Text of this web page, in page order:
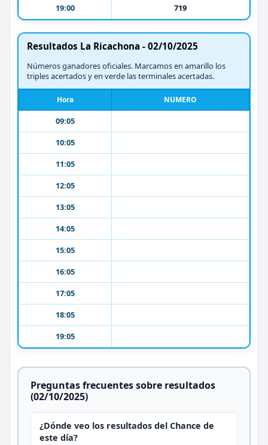
19:00
719
Resultados La Ricachona - 02/10/2025
Números ganadores oficiales. Marcamos en amarillo los
triples acertados y en verde las terminales acertadas.
Hora NUMERO
09:05
10:05
11:05
12:05
13:05
14:05
15:05
16:05
17:05
18:05
19:05
Preguntas frecuentes sobre resultados
(02/10/2025)
¿Dónde veo los resultados del Chance de
este día?